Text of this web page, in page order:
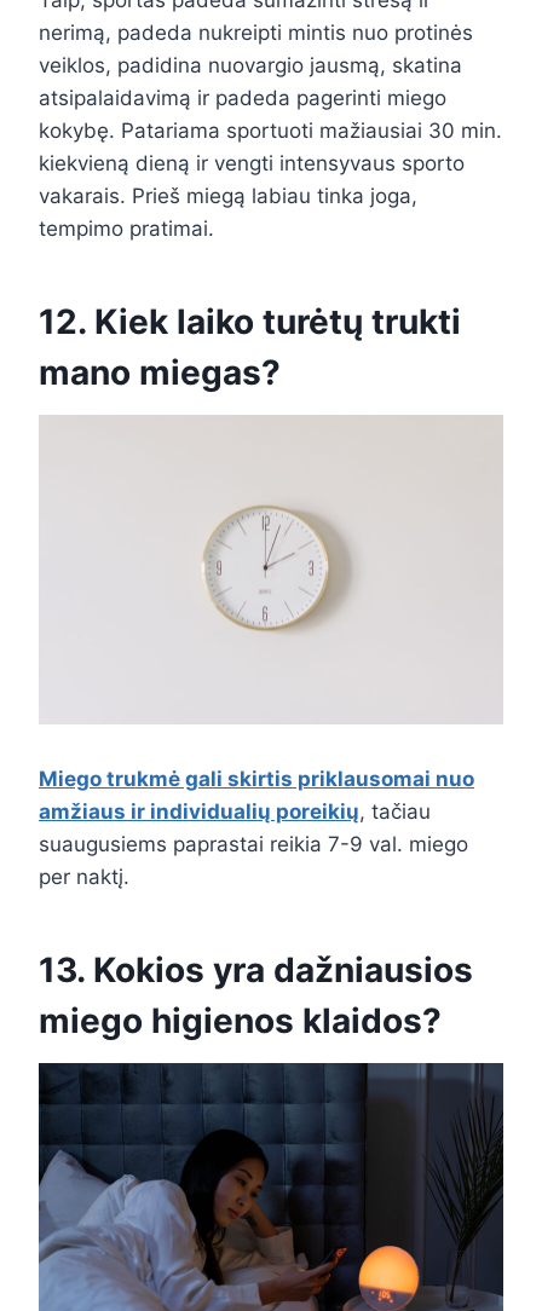
nerimą, padeda nukreipti mintis nuo protinės
veiklos, padidina nuovargio jausmą, skatina
atsipalaidavimą ir padeda pagerinti miego
kokybę. Patariama sportuoti mažiausiai 30 min.
kiekvieną dieną ir vengti intensyvaus sporto
vakarais. Prieš miegą labiau tinka joga,
tempimo pratimai.
12. Kiek laiko turėtų trukti
mano miegas?
Miego trukmė gali skirtis priklausomai nuo
amžiaus ir individualių poreikių, tačiau
suaugusiems paprastai reikia 7-9 val. miego
per naktį.
13. Kokios yra dažniausios
miego higienos klaidos?